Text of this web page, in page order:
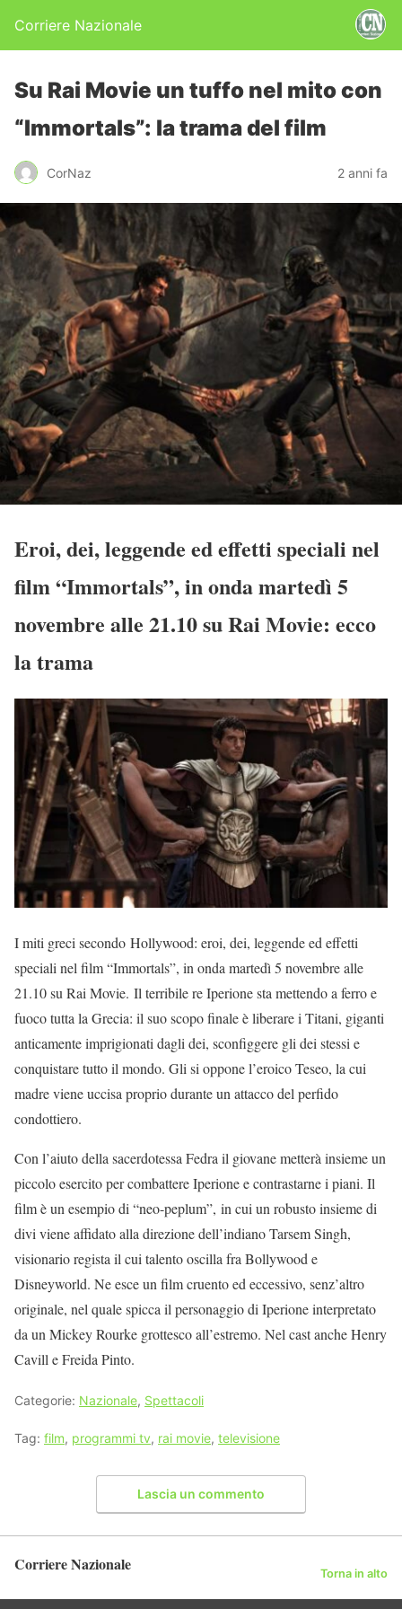
Corriere Nazionale
Su Rai Movie un tuffo nel mito con
“Immortals”: la trama del film
CorNaz 2 anni fa
Eroi, dei, leggende ed effetti speciali nel
film “Immortals”, in onda martedì 5
novembre alle 21.10 su Rai Movie: ecco
la trama
I miti greci secondo Hollywood: eroi, dei, leggende ed effetti
speciali nel film “Immortals”, in onda martedì 5 novembre alle
21.10 su Rai Movie. Il terribile re Iperione sta mettendo a ferro e
fuoco tutta la Grecia: il suo scopo finale è liberare i Titani, giganti
anticamente imprigionati dagli dei, sconfiggere gli dei stessi e
conquistare tutto il mondo. Gli si oppone l’eroico Teseo, la cui
madre viene uccisa proprio durante un attacco del perfido
condottiero.
Con l’aiuto della sacerdotessa Fedra il giovane metterà insieme un
piccolo esercito per combattere Iperione e contrastarne i piani. Il
film è un esempio di “neo-peplum”, in cui un robusto insieme di
divi viene affidato alla direzione dell’indiano Tarsem Singh,
visionario regista il cui talento oscilla fra Bollywood e
Disneyworld. Ne esce un film cruento ed eccessivo, senz’altro
originale, nel quale spicca il personaggio di Iperione interpretato
da un Mickey Rourke grottesco all’estremo. Nel cast anche Henry
Cavill e Freida Pinto.
Categorie: Nazionale, Spettacoli
Tag: film, programmi tv, rai movie, televisione
Lascia un commento
Corriere Nazionale Torna in alto